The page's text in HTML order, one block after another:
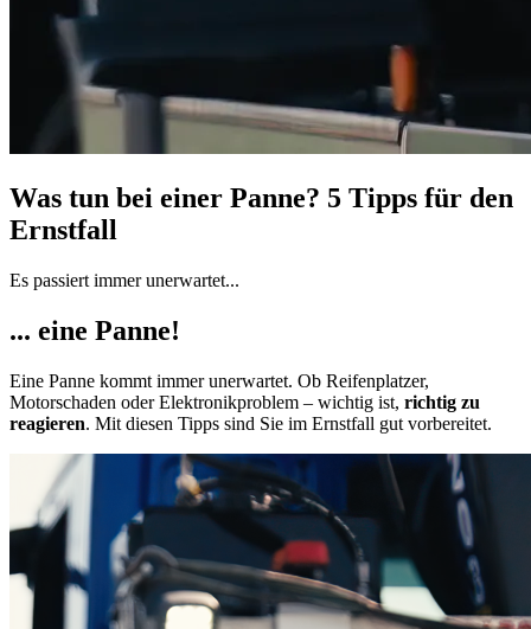
Was tun bei einer Panne? 5 Tipps für den
Ernstfall
Es passiert immer unerwartet...
... eine Panne!
Eine Panne kommt immer unerwartet. Ob Reifenplatzer,
Motorschaden oder Elektronikproblem – wichtig ist, richtig zu
reagieren. Mit diesen Tipps sind Sie im Ernstfall gut vorbereitet.